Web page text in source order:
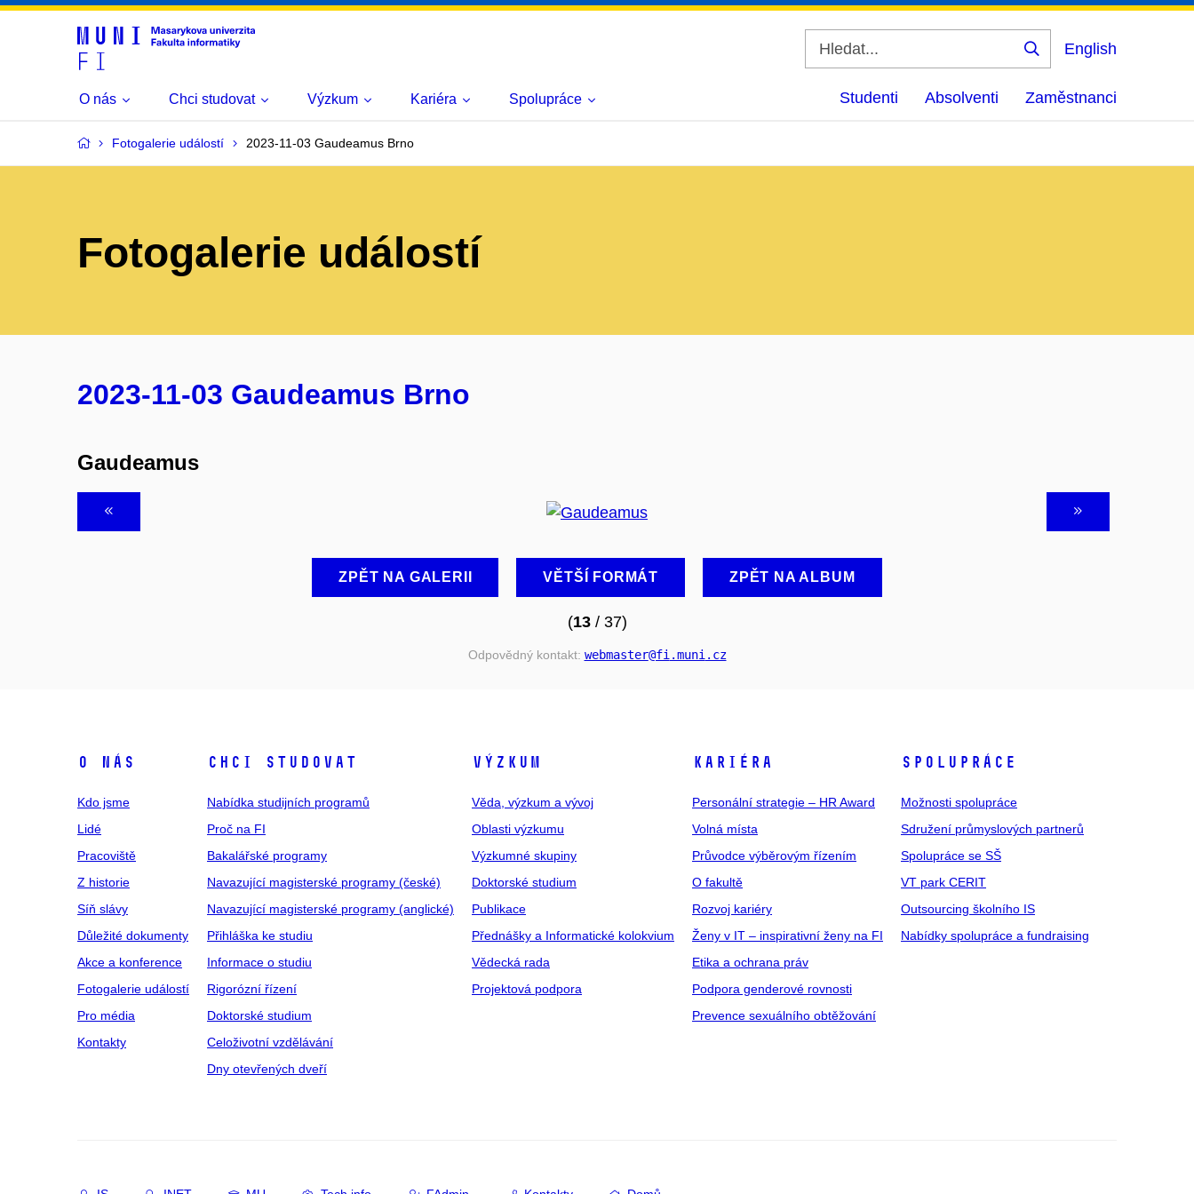
Vyhledat
English
O nás Chci studovat Výzkum Kariéra Spolupráce Studenti Absolventi Zaměstnanci
Fotogalerie událostí 2023-11-03 Gaudeamus Brno
Fotogalerie událostí
2023-11-03 Gaudeamus Brno
Gaudeamus
ZPĚT NA GALERII VĚTŠÍ FORMÁT ZPĚT NA ALBUM
(13/ 37)
Odpovědný kontakt: webmaster@fi .muni .cz
O NÁS
Kdo jsme
Lidé
Pracoviště
Z historie
Síň slávy
Důležité dokumenty
Akce a konference
Fotogalerie událostí
Pro média
Kontakty
CHCI STUDOVAT
Nabídka studijních programů
Proč na FI
Bakalářské programy
Navazující magisterské programy (české)
Navazující magisterské programy (anglické)
Přihláška ke studiu
Informace o studiu
Rigorózní řízení
Doktorské studium
Celoživotní vzdělávání
Dny otevřených dveří
VÝZKUM
Věda, výzkum a vývoj
Oblasti výzkumu
Výzkumné skupiny
Doktorské studium
Publikace
Přednášky a Informatické kolokvium
Vědecká rada
Projektová podpora
KARIÉRA
Personální strategie – HR Award
Volná místa
Průvodce výběrovým řízením
O fakultě
Rozvoj kariéry
Ženy v IT – inspirativní ženy na FI
Etika a ochrana práv
Podpora genderové rovnosti
Prevence sexuálního obtěžování
SPOLUPRÁCE
Možnosti spolupráce
Sdružení průmyslových partnerů
Spolupráce se SŠ
VT park CERIT
Outsourcing školního IS
Nabídky spolupráce a fundraising